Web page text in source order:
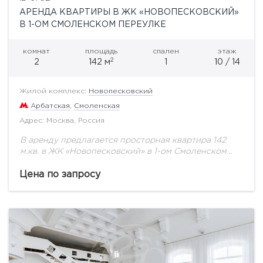
АРЕНДА КВАРТИРЫ В ЖК «НОВОПЕСКОВСКИЙ»
В 1-ОМ СМОЛЕНСКОМ ПЕРЕУЛКЕ
комнат
2
площадь
142 м2
спален
1
этаж
10 / 14
Жилой комплекс: Новопесковский
Арбатская Смоленская
Адрес: Москва, Россия
В аренду предлагается просторная квартира 142
м.кв. в ЖК «Новопесковский» в 1-ом Смоленском
с санузлом и гардеробной, кухня-столовая-
Цена по запросу